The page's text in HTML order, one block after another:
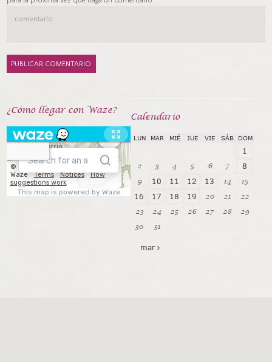
¿Cómo llegar con Waze?
Calendarío
LUN MAR MIÉ JUE VIE SÁB DOM
1
2 3 4 5 6 7 8
9 10 11 12 13 14 15
16 17 18 19 20 21
22
23
24 25 26 27 28
29
30
31
mar